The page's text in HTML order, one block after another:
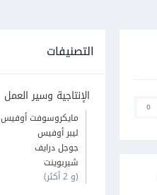
0
التصنيفات
الإنتاجية وسير العمل
مايكروسوفت أوفيس
ليبر أوفيس
جوجل درايف
شيربوينت
(و 2 أكثر)